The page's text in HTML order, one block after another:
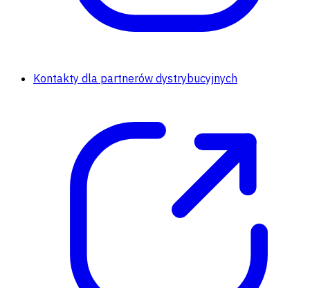
Kontakty dla partnerów dystrybucyjnych